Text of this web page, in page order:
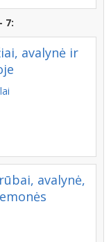
7:
avalynė ir
avalynė,